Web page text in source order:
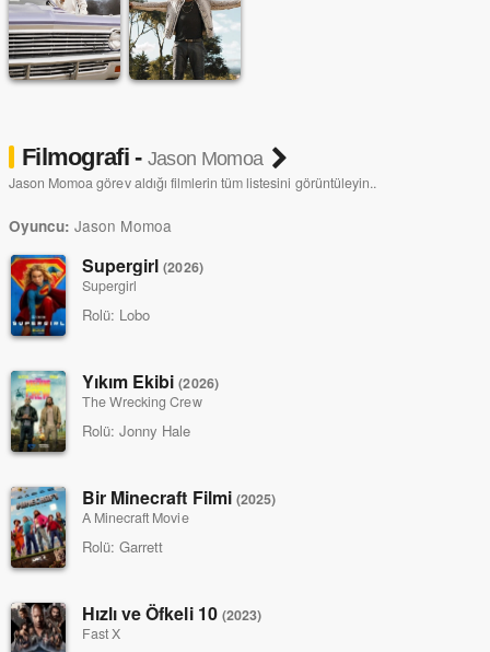
Filmografi - Jason Momoa
Jason Momoa görev aldığı filmlerin tüm listesini görüntüleyin..
Oyuncu: Jason Momoa
Supergirl(2026)
Supergirl
Rolü: Lobo
Yıkım Ekibi(2026)
The Wrecking Crew
Rolü: Jonny Hale
Bir Minecraft Filmi (2025)
A Minecraft Movie
Rolü: Garrett
Hızlı ve Öfkeli 10 (2023)
Fast X